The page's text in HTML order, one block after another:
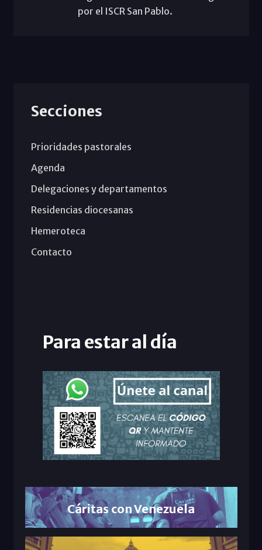
por el ISCR San Pablo.
Secciones
Prioridades pastorales
Agenda
Delegaciones y departamentos
Residencias diocesanas
Hemeroteca
Contacto
Para estar al día
Cáritas con Venezuela